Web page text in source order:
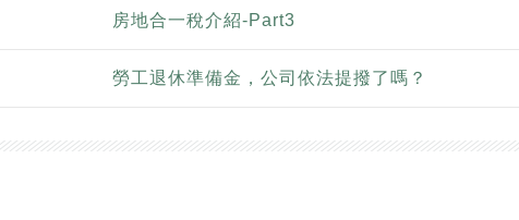
房地合一稅介紹-Part3
勞工退休準備金，公司依法提撥了嗎？